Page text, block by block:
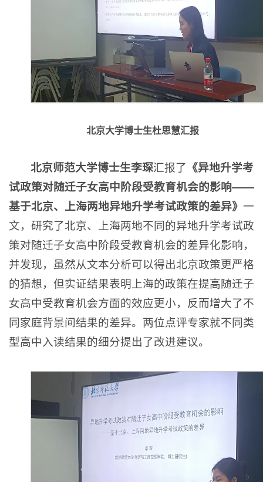
北京大学博士生杜思慧汇报
北京师范大学博士生李琛汇报了 《异地升学考
试政策对随迁子女高中阶段受教育机会的影响——
基于北京、上海两地异地升学考试政策的差异》 一
文，研究了北京、上海两地不同的异地升学考试政
策对随迁子女高中阶段受教育机会的差异化影响，
并发现，虽然从文本分析可以得出北京政策更严格
的猜想，但实证结果表明上海的政策在提高随迁子
女高中受教育机会方面的效应更小，反而增大了不
同家庭背景间结果的差异。两位点评专家就不同类
型高中入读结果的细分提出了改进建议。